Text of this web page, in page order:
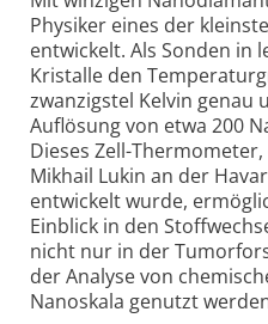
Physiker eines der
entwickelt. Als Sonden in
Kristalle den
zwanzigstel Kelvin
Auflösung von etwa 200
Dieses Zell-
Mikhail Lukin an der
entwickelt wurde,
Einblick in den
nicht nur in der
der Analyse von
Nanoskala genutzt